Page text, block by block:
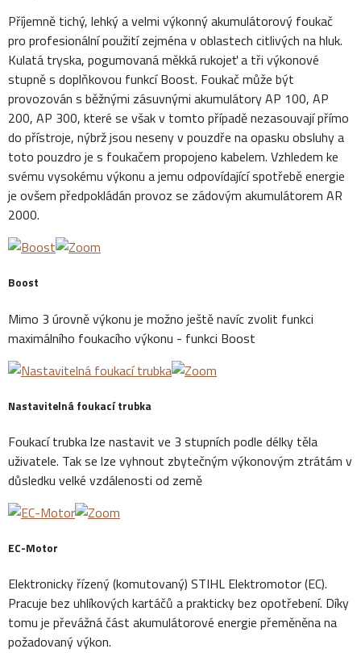
Příjemně tichý, lehký a velmi výkonný akumulátorový foukač
pro profesionální použití zejména v oblastech citlivých na hluk.
Kulatá tryska, pogumovaná měkká rukojeť a tři výkonové
stupně s doplňkovou funkcí Boost. Foukač může být
provozován s běžnými zásuvnými akumulátory AP 100, AP
200, AP 300, které se však v tomto případě nezasouvají přímo
do přístroje, nýbrž jsou neseny v pouzdře na opasku obsluhy a
toto pouzdro je s foukačem propojeno kabelem. Vzhledem ke
svému vysokému výkonu a jemu odpovídající spotřebě energie
je ovšem předpokládán provoz se zádovým akumulátorem AR
2000.
Boost
Mimo 3 úrovně výkonu je možno ještě navíc zvolit funkci
maximálního foukacího výkonu - funkci Boost
Nastavitelná foukací trubka
Foukací trubka lze nastavit ve 3 stupních podle délky těla
uživatele. Tak se lze vyhnout zbytečným výkonovým ztrátám v
důsledku velké vzdálenosti od země
EC-Motor
Elektronicky řízený (komutovaný) STIHL Elektromotor (EC).
Pracuje bez uhlíkových kartáčů a prakticky bez opotřebení. Díky
tomu je převážná část akumulátorové energie přeměněna na
požadovaný výkon.